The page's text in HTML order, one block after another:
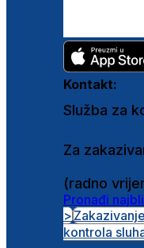
Kontakt:
Služba za
Za
(radno
Pronađi
>
kontrola